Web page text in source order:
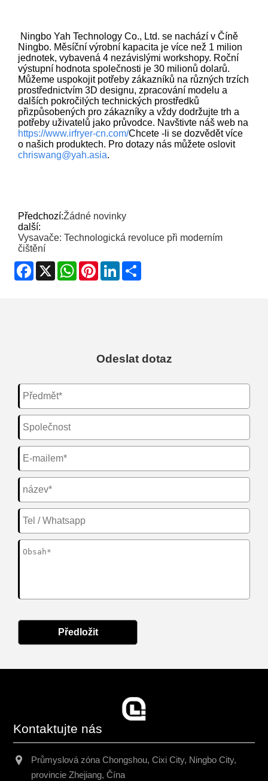
Ningbo Yah Technology Co., Ltd. se nachází v Číně
Ningbo. Měsíční výrobní kapacita je více než 1 milion
jednotek, vybavená 4 nezávislými workshopy. Roční
výstupní hodnota společnosti je 30 milionů dolarů.
Můžeme uspokojit potřeby zákazníků na různých trzích
prostřednictvím 3D designu, zpracování modelu a
dalších pokročilých technických prostředků
přizpůsobených pro zákazníky a vždy dodržujte trh a
potřeby uživatelů jako průvodce. Navštivte náš web na
https://www.irfryer-cn.com/Chcete -li se dozvědět více
o našich produktech. Pro dotazy nás můžete oslovit
chriswang@yah.asia.
Předchozí:Žádné novinky
další:
Vysavače: Technologická revoluce při moderním
čištění
Facebook
X WhatsApp
PinterestLinkedIn
Odeslat dotaz
Předložit
Kontaktujte nás
Průmyslová zóna Chongshou, Cixi City, Ningbo City,
provincie Zhejiang, Čína